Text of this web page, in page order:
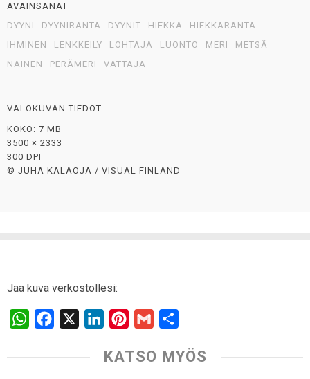
AVAINSANAT
DYYNI
DYYNIRANTA DYYNIT HIEKKA
HIEKKARANTA
IHMINEN
LENKKEILY LOHTAJA LUONTO MERI
METSÄ
NAINEN
PERÄMERI VATTAJA
VALOKUVAN TIEDOT
KOKO: 7 MB
3500 × 2333
300 DPI
© JUHA KALAOJA / VISUAL FINLAND
Jaa kuva verkostollesi:
W
a
c
n
n
a
a
KATSO MYÖS